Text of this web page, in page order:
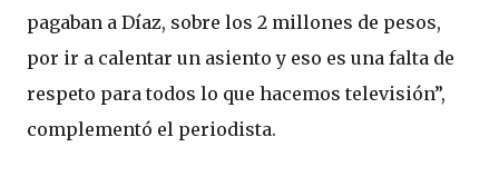
pagaban a Díaz, sobre los 2 millones de pesos,
por ir a calentar un asiento y eso es una falta de
respeto para todos lo que hacemos televisión”,
complementó el periodista.